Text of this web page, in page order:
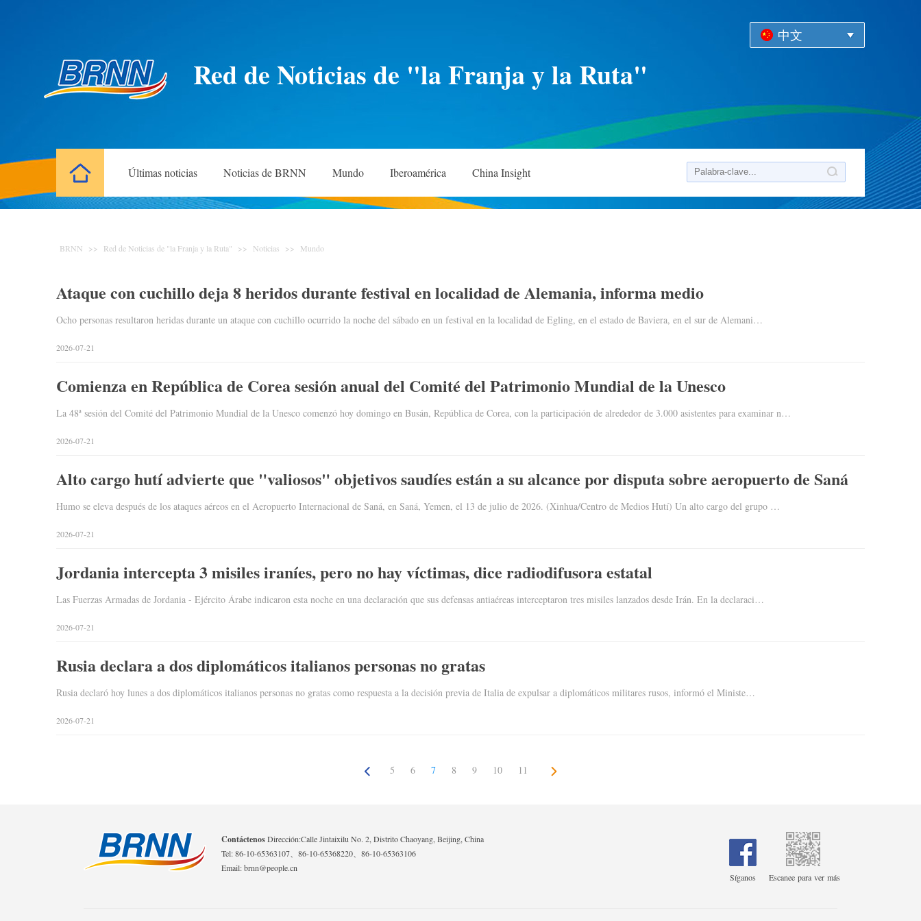
中文
Red de Noticias de "la Franja y la Ruta"
Últimas noticias Noticias de BRNN Mundo Iberoamérica China Insight
BRNN >> Red de Noticias de "la Franja y la Ruta" >> Noticias >> Mundo
Ataque con cuchillo deja 8 heridos durante festival en localidad de Alemania, informa medio
Ocho personas resultaron heridas durante un ataque con cuchillo ocurrido la noche del sábado en un festival en la localidad de Egling, en el estado de Baviera, en el sur de Alemani…
2026-07-21
Comienza en República de Corea sesión anual del Comité del Patrimonio Mundial de la Unesco
La 48ª sesión del Comité del Patrimonio Mundial de la Unesco comenzó hoy domingo en Busán, República de Corea, con la participación de alrededor de 3.000 asistentes para examinar n…
2026-07-21
Alto cargo hutí advierte que "valiosos" objetivos saudíes están a su alcance por disputa sobre aeropuerto de Saná
Humo se eleva después de los ataques aéreos en el Aeropuerto Internacional de Saná, en Saná, Yemen, el 13 de julio de 2026. (Xinhua/Centro de Medios Hutí) Un alto cargo del grupo …
2026-07-21
Jordania intercepta 3 misiles iraníes, pero no hay víctimas, dice radiodifusora estatal
Las Fuerzas Armadas de Jordania - Ejército Árabe indicaron esta noche en una declaración que sus defensas antiaéreas interceptaron tres misiles lanzados desde Irán. En la declaraci…
2026-07-21
Rusia declara a dos diplomáticos italianos personas no gratas
Rusia declaró hoy lunes a dos diplomáticos italianos personas no gratas como respuesta a la decisión previa de Italia de expulsar a diplomáticos militares rusos, informó el Ministe…
2026-07-21
5 6 7 8 9 10 11
ContáctenosDirección:Calle Jintaixilu No. 2, Distrito Chaoyang, Beijing, China
Tel: 86-10-65363107、86-10-65368220、86-10-65363106
Email: brnn@people.cn
Síganos
Escanee para ver más